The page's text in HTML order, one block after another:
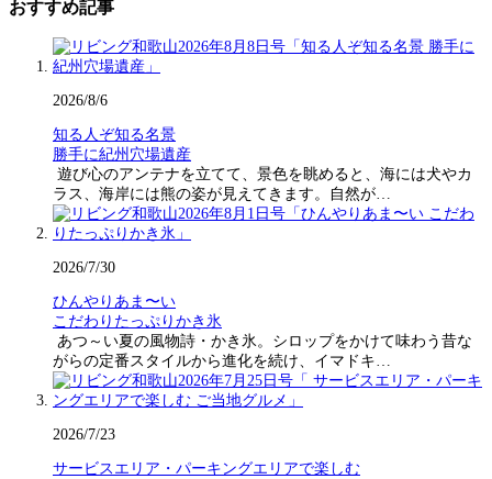
おすすめ記事
2026/8/6
知る人ぞ知る名景
勝手に紀州穴場遺産
遊び心のアンテナを立てて、景色を眺めると、海には犬やカ
ラス、海岸には熊の姿が見えてきます。自然が…
2026/7/30
ひんやりあま〜い
こだわりたっぷりかき氷
あつ～い夏の風物詩・かき氷。シロップをかけて味わう昔な
がらの定番スタイルから進化を続け、イマドキ…
2026/7/23
サービスエリア・パーキングエリアで楽しむ